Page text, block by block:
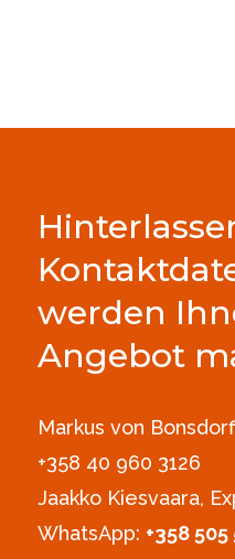
werden
Angebot
Markus von
+358 40 960 3126‪
Jaakko Kiesvaara,
WhatsApp: +358 505